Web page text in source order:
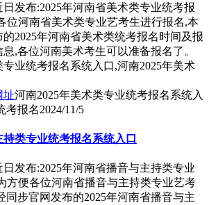
发布:2025年河南省美术类专业统考报
位河南省美术类专业艺考生进行报名,本
2025年河南省美术类统考报名时间及报
,各位河南美术考生可以准备报名了。
址河南2025年美术类专业统考报名系统入
考报名2024/11/5
类专业统考报名系统入口
发布:2025年河南省播音与主持类专业
方便各位河南省播音与主持类专业艺考
同步官网发布的2025年河南省播音与主